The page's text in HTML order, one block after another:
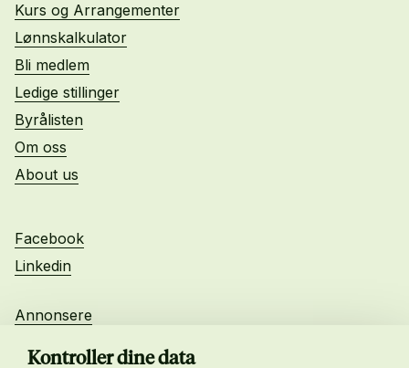
Kontroller dine data
Kurs og Arrangementer
Lønnskalkulator
Bli medlem
Ledige stillinger
Byrålisten
Om oss
About us
Facebook
Linkedin
Annonsere